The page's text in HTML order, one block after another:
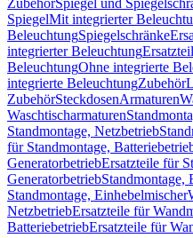
ZubehörSpiegel und
SpiegelMit integrierter
BeleuchtungSpiegelschränke
integrierter Beleuchtung
BeleuchtungOhne integrierte
integrierte BeleuchtungZubehör
ZubehörSteckdosenArmaturen
Waschtischarmaturen
Standmontage, Netzbetrieb
für Standmontage,
GeneratorbetriebErsatzteile für
GeneratorbetriebStandmontage,
Standmontage, Einhebelmischer
NetzbetriebErsatzteile für
BatteriebetriebErsatzteile für